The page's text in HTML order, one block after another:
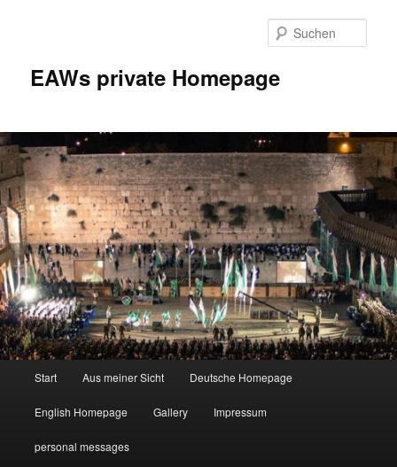
EAWs private Homepage
Start Aus meiner Sicht Deutsche Homepage
English Homepage Gallery Impressum
personal messages